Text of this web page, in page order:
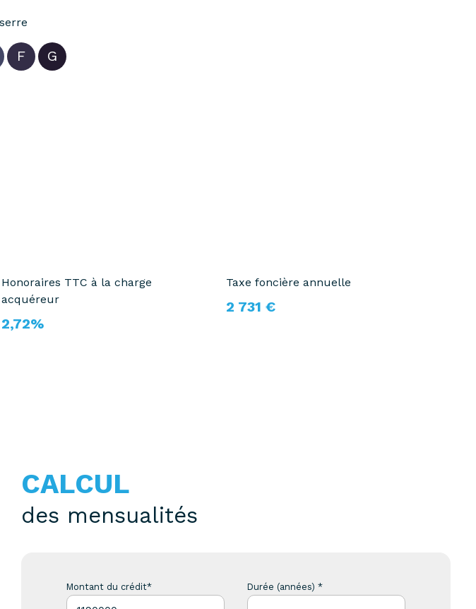
F G
Honoraires TTC à la charge
acquéreur
2,72%
Taxe foncière annuelle
2 731 €
CALCUL
des mensualités
Montant du crédit* Durée (années) *